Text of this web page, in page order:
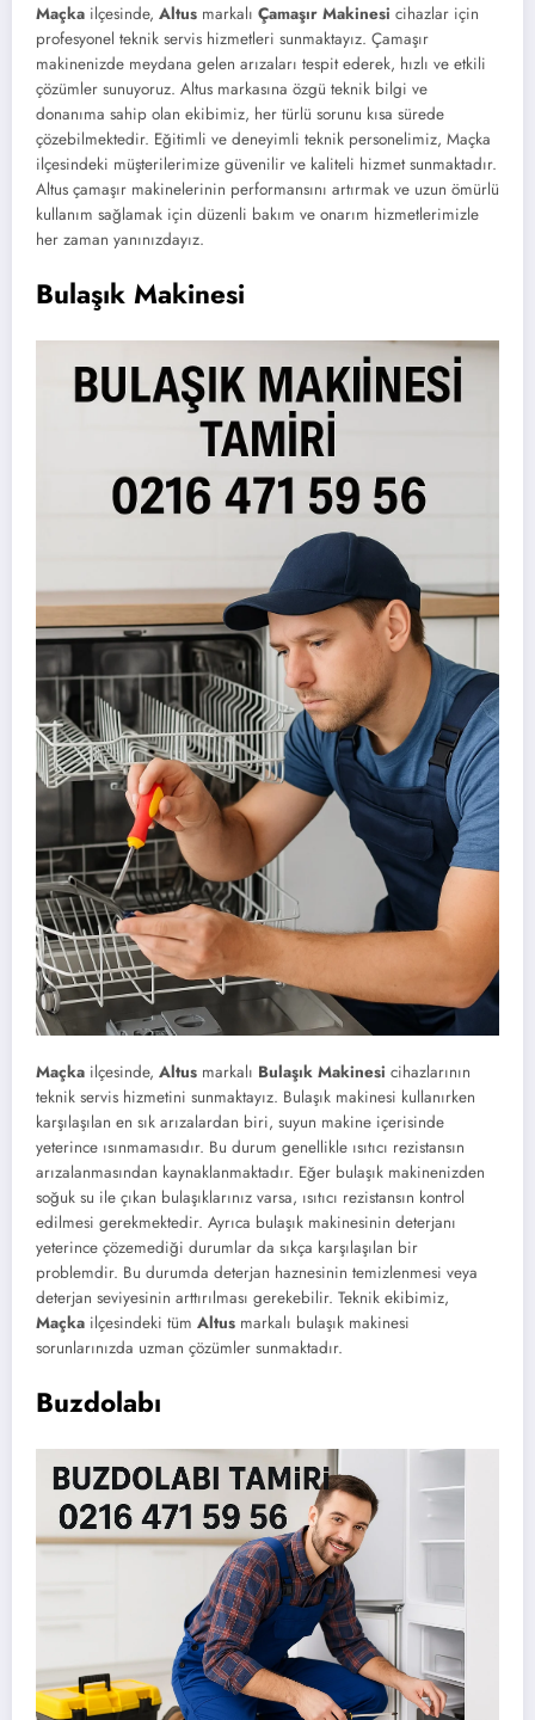
Maçka ilçesinde, Altus markalı Çamaşır Makinesi cihazlar için
profesyonel teknik servis hizmetleri sunmaktayız. Çamaşır
makinenizde meydana gelen arızaları tespit ederek, hızlı ve etkili
çözümler sunuyoruz. Altus markasına özgü teknik bilgi ve
donanıma sahip olan ekibimiz, her türlü sorunu kısa sürede
çözebilmektedir. Eğitimli ve deneyimli teknik personelimiz, Maçka
ilçesindeki müşterilerimize güvenilir ve kaliteli hizmet sunmaktadır.
Altus çamaşır makinelerinin performansını artırmak ve uzun ömürlü
kullanım sağlamak için düzenli bakım ve onarım hizmetlerimizle
her zaman yanınızdayız.
Bulaşık Makinesi
Maçka ilçesinde, Altus markalı Bulaşık Makinesi cihazlarının
teknik servis hizmetini sunmaktayız. Bulaşık makinesi kullanırken
karşılaşılan en sık arızalardan biri, suyun makine içerisinde
yeterince ısınmamasıdır. Bu durum genellikle ısıtıcı rezistansın
arızalanmasından kaynaklanmaktadır. Eğer bulaşık makinenizden
soğuk su ile çıkan bulaşıklarınız varsa, ısıtıcı rezistansın kontrol
edilmesi gerekmektedir. Ayrıca bulaşık makinesinin deterjanı
yeterince çözemediği durumlar da sıkça karşılaşılan bir
problemdir. Bu durumda deterjan haznesinin temizlenmesi veya
deterjan seviyesinin arttırılması gerekebilir. Teknik ekibimiz,
Maçka ilçesindeki tüm Altus markalı bulaşık makinesi
sorunlarınızda uzman çözümler sunmaktadır.
Buzdolabı